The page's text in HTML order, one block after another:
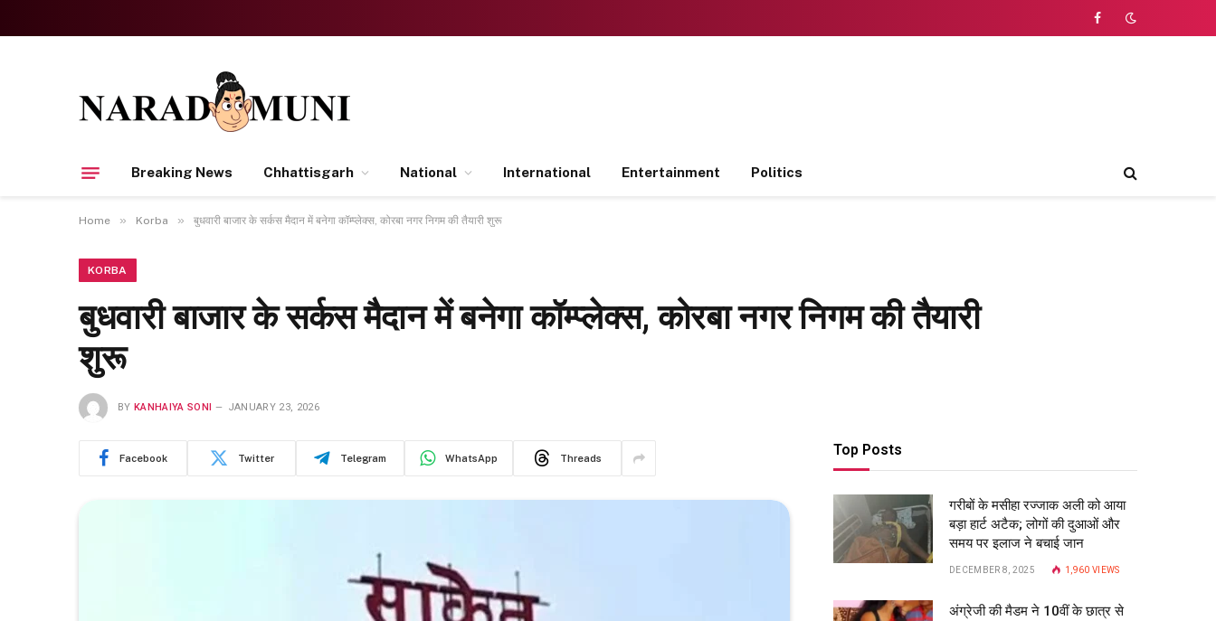
Facebook
Breaking News Chhattisgarh National International Entertainment Politics
Home » Korba » बुधवारी बाजार के सर्कस मैदान में बनेगा कॉम्प्लेक्स, कोरबा नगर निगम की तैयारी शुरू
KORBA
बुधवारी बाजार के सर्कस मैदान में बनेगा कॉम्प्लेक्स, कोरबा नगर निगम की तैयारी
शुरू
BY KANHAIYA SONI JANUARY 23, 2026
Facebook Twitter Telegram WhatsApp Threads Top Posts
गरीबों के मसीहा रज्‍जाक अली को आया
बड़ा हार्ट अटैक; लोगों की दुआओं और
समय पर इलाज ने बचाई जान
DECEMBER 8, 2025 1,960 VIEWS
अंग्रेजी की मैडम ने 10वीं के छात्र से